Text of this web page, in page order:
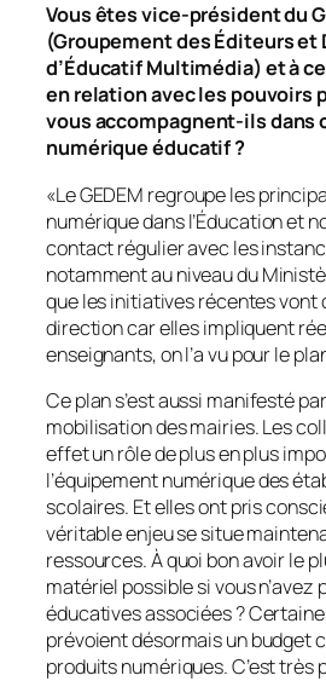
Vous êtes vice-président du
(Groupement des Éditeurs et
d’Éducatif Multimédia) et à
en relation avec les pouvoirs
vous accompagnent-ils dans
numérique éducatif ?
«Le GEDEM regroupe les
numérique dans l’Éducation et
contact régulier avec les
notamment au niveau du
que les initiatives récentes vont
direction car elles impliquent
enseignants, on l’a vu pour le
Ce plan s’est aussi manifesté
mobilisation des mairies. Les
effet un rôle de plus en plus
l’équipement numérique des
scolaires. Et elles ont pris
véritable enjeu se situe
ressources. À quoi bon avoir le
matériel possible si vous n’avez
éducatives associées ?
prévoient désormais un budget
produits numériques. C’est très